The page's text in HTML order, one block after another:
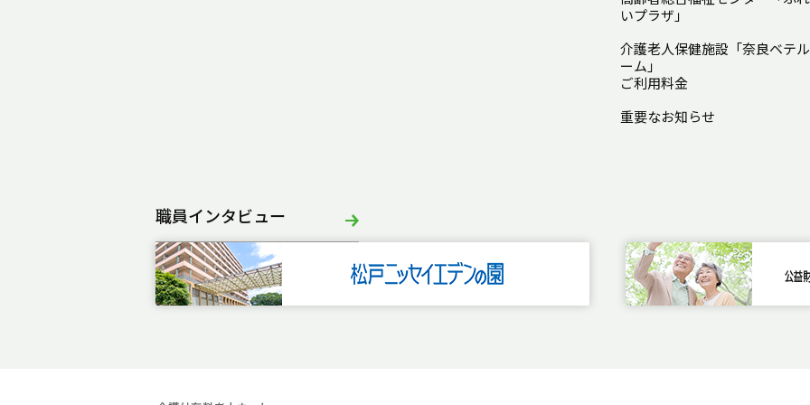
いプラザ」
介護老人保健施設「奈良ベテ
ーム」
ご利用料金
重要なお知らせ
職員インタビュー